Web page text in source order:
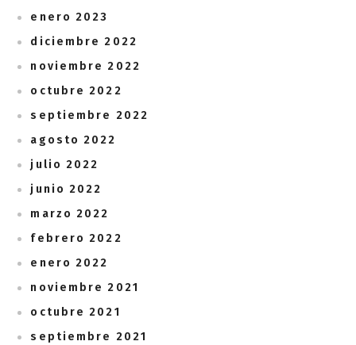
enero 2023
diciembre 2022
noviembre 2022
octubre 2022
septiembre 2022
agosto 2022
julio 2022
junio 2022
marzo 2022
febrero 2022
enero 2022
noviembre 2021
octubre 2021
septiembre 2021